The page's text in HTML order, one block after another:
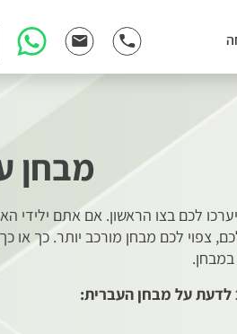
מבחן
לכם בצו הראשון. אם אתם ילידי
צפוי לכם מבחן מורכב יותר. כך או
במבחן.
לדעת על מבחן העברית: